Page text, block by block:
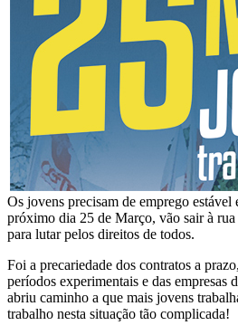
Os jovens precisam de emprego
próximo dia 25 de Março, vão sair à
para lutar pelos direitos de todos.
Foi a precariedade dos contratos a
períodos experimentais e das empresas
abriu caminho a que mais jovens
trabalho nesta situação tão complicada!